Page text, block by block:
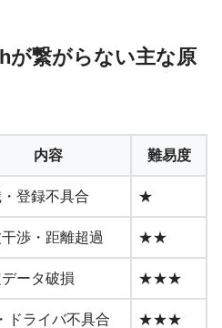
が繋がらない主な原
内容 難易度
登録不具合 ★
渉・距離超過 ★★
ータ破損 ★★★
ドライバ不具合 ★★★